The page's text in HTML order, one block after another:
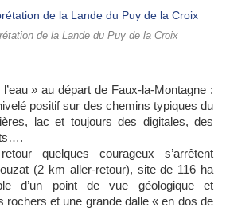
de la Lande du Puy de la Croix
» au départ de Faux-la-Montagne :
positif sur des chemins typiques du
lac et toujours des digitales, des
quelques courageux s’arrêtent
(2 km aller-retour), site de 116 ha
d’un point de vue géologique et
rochers et une grande dalle « en dos de